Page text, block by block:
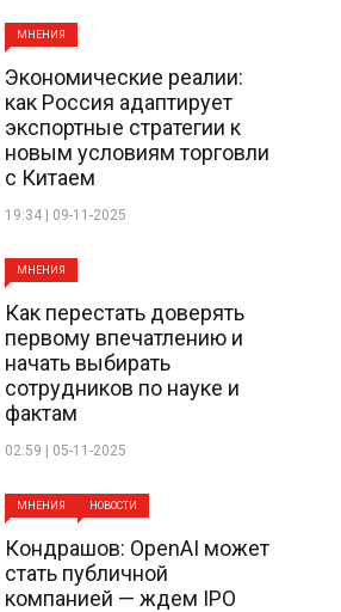
МНЕНИЯ
Экономические реалии:
как Россия адаптирует
экспортные стратегии к
новым условиям торговли
с Китаем
19:34 | 09-11-2025
МНЕНИЯ
Как перестать доверять
первому впечатлению и
начать выбирать
сотрудников по науке и
фактам
02:59 | 05-11-2025
МНЕНИЯ НОВОСТИ
Кондрашов: OpenAI может
стать публичной
компанией — ждем IPO